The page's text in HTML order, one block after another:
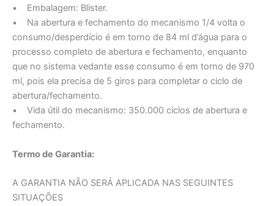
• Embalagem: Blister.
• Na abertura e fechamento do mecanismo 1/4 volta o
consumo/desperdício é em torno de 84 ml d’água para o
processo completo de abertura e fechamento, enquanto
que no sistema vedante esse consumo é em torno de 970
ml, pois ela precisa de 5 giros para completar o ciclo de
abertura/fechamento.
• Vida útil do mecanismo: 350.000 ciclos de abertura e
fechamento.
Termo de Garantia:
A GARANTIA NÃO SERÁ APLICADA NAS SEGUINTES
SITUAÇÕES